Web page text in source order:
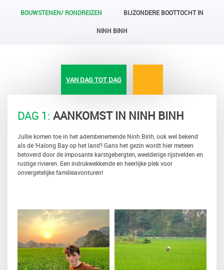
BOUWSTENEN/ RONDREIZEN BIJZONDERE BOOTTOCHT IN
NINH BINH
VAN DAG TOT DAG
DAG 1: AANKOMST IN NINH BINH
Jullie komen toe in het adembenemende Ninh Binh, ook wel bekend
als de ‘Halong Bay op het land’! Gans het gezin wordt hier meteen
betoverd door de imposante karstgebergten, weelderige rijstvelden en
rustige rivieren. Een indrukwekkende en heerlijke plek voor
onvergetelijke familieavonturen!